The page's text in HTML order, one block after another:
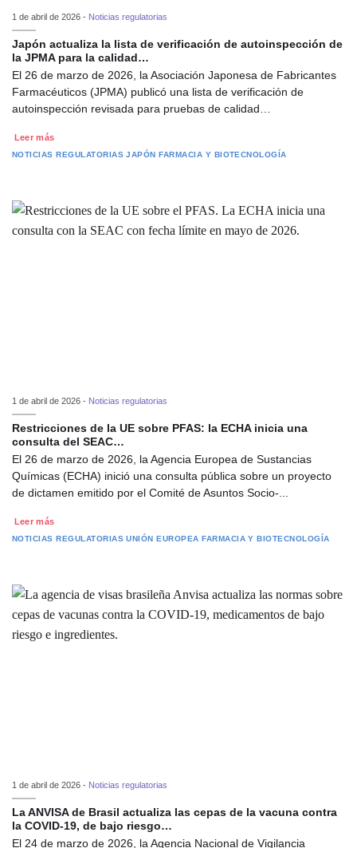
1 de abril de 2026 - Noticias regulatorias
Japón actualiza la lista de verificación de autoinspección de
la JPMA para la calidad…
El 26 de marzo de 2026, la Asociación Japonesa de Fabricantes
Farmacéuticos (JPMA) publicó una lista de verificación de
autoinspección revisada para pruebas de calidad…
Leer más
NOTICIAS REGULATORIAS JAPÓN FARMACIA Y BIOTECNOLOGÍA
1 de abril de 2026 - Noticias regulatorias
Restricciones de la UE sobre PFAS: la ECHA inicia una
consulta del SEAC…
El 26 de marzo de 2026, la Agencia Europea de Sustancias
Químicas (ECHA) inició una consulta pública sobre un proyecto
de dictamen emitido por el Comité de Asuntos Socio-...
Leer más
NOTICIAS REGULATORIAS UNIÓN EUROPEA FARMACIA Y BIOTECNOLOGÍA
1 de abril de 2026 - Noticias regulatorias
La ANVISA de Brasil actualiza las cepas de la vacuna contra
la COVID-19, de bajo riesgo…
El 24 de marzo de 2026, la Agencia Nacional de Vigilancia